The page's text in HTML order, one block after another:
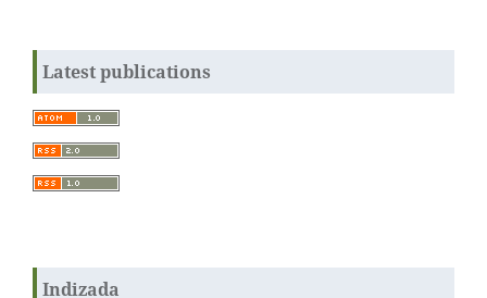
Latest publications
Indizada